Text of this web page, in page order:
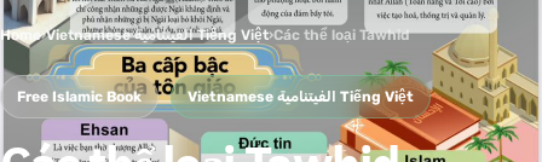
Home› Vietnamese الفيتنامية Tiếng Việt›Các thể loại Tawhid
Free Islamic Book Vietnamese الفيتنامية Tiếng Việt